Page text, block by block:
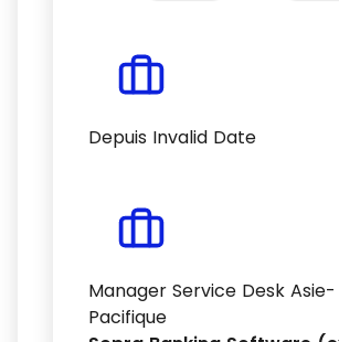
Depuis Invalid Date
Manager Service Desk Asie-
Pacifique